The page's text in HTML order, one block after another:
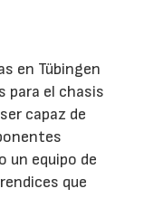
en Tübingen
para el chasis
capaz de
un equipo de
que